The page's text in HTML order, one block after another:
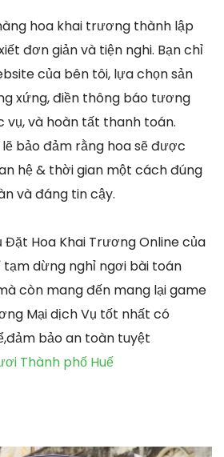
hoa khai trương thành lập
đơn giản và tiện nghi. Bạn chỉ
của bên tôi, lựa chọn sản
xứng, điền thông báo tương
vụ, và hoàn tất thanh toán.
bảo đảm rằng hoa sẽ được
hệ & thời gian một cách đúng
và đáng tin cậy.
Đặt Hoa Khai Trương Online của
dừng nghỉ ngơi bài toán
còn mang đến mang lại game
Mại dịch Vụ tốt nhất có
bảo an toàn tuyệt
Thành phố Huế